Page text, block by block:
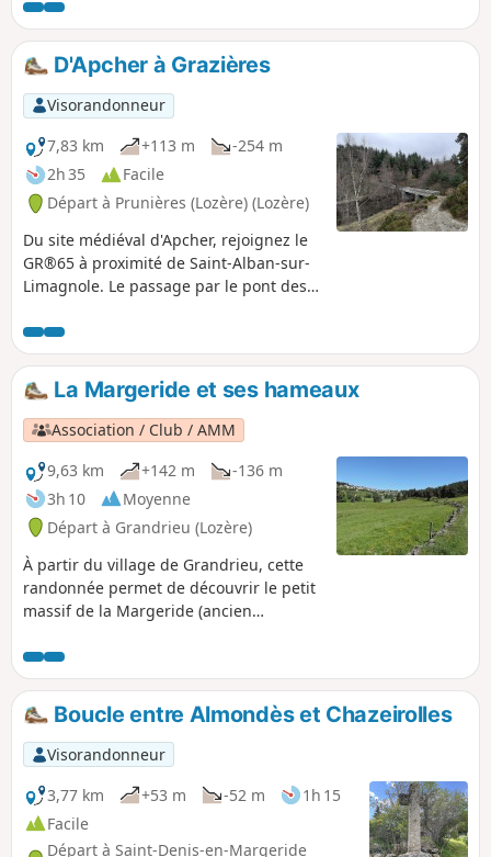
D'Apcher à Grazières
Visorandonneur
7,83 km
+113 m
-254 m
2h 35
Facile
Départ à Prunières (Lozère) (Lozère)
Du site médiéval d'Apcher, rejoignez le
GR®65 à proximité de Saint-Alban-sur-
Limagnole. Le passage par le pont des
une pause au bord de la Truyère, lieu
très prisé pour un pique-nique au bord
de l'eau.La Margeride et ses hameaux
Association / Club / AMM
9,63 km
+142 m
-136 m
3h 10
Moyenne
Départ à Grandrieu (Lozère)
À partir du village de Grandrieu, cette
randonnée permet de découvrir le petit
massif de la Margeride (ancien
granite. L'itinéraire décrit a été
parcouru en une demi-journée par les
jeunes (7 à 11ans) du club de
randonnée Sentiers en Margeride.
Difficulté : E2/T2/R1 (selon classification
FFrandonnée).
Boucle entre Almondès et Chazeirolles
Visorandonneur
3,77 km
+53 m -52 m
1h 15
Facile
Départ à Saint-Denis-en-Margeride